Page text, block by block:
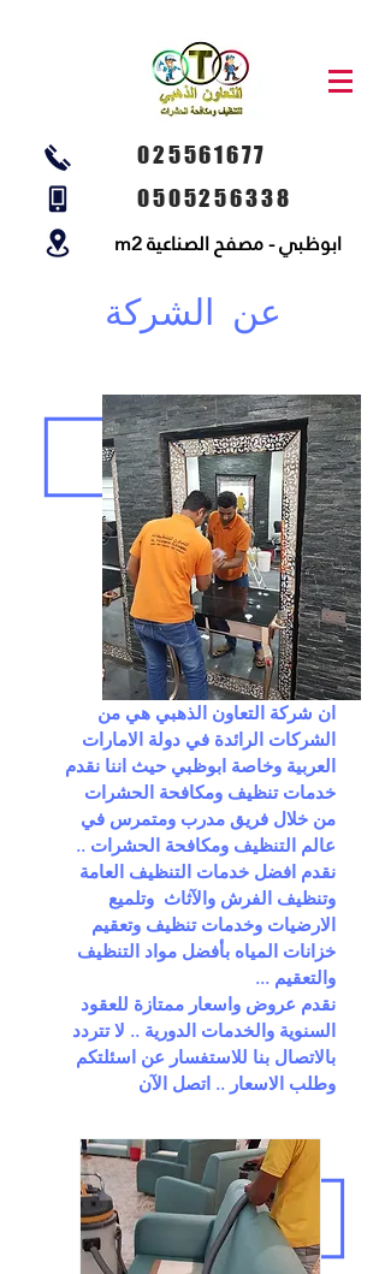
025561677
0505256338
ابوظبي - مصفح الصناعية m2
ان شركة التعاون الذهبي هي من
الشركات الرائدة في دولة الامارات
العربية وخاصة ابوظبي حيث اننا نقدم
خدمات تنظيف ومكافحة الحشرات
من خلال فريق مدرب ومتمرس في
عالم التنظيف ومكافحة الحشرات ..
نقدم افضل خدمات التنظيف العامة
وتنظيف الفرش والآثاث وتلميع
الارضيات وخدمات تنظيف وتعقيم
خزانات المياه بأفضل مواد التنظيف
والتعقيم ...
نقدم عروض واسعار ممتازة للعقود
السنوية والخدمات الدورية .. لا تتردد
بالاتصال بنا للاستفسار عن اسئلتكم
وطلب الاسعار .. اتصل الآن
عن الشركة